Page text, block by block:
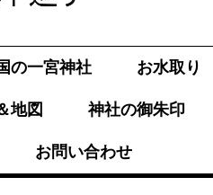
の一宮神社 お水取り
地図 神社の御朱印
お問い合わせ